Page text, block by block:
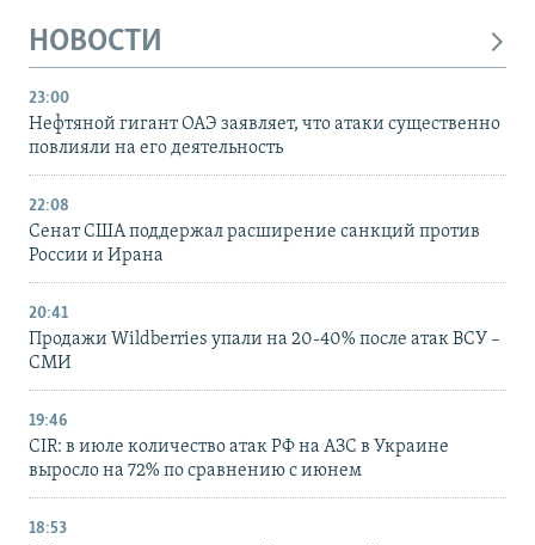
НОВОСТИ
23:00
Нефтяной гигант ОАЭ заявляет, что атаки существенно
повлияли на его деятельность
22:08
Сенат США поддержал расширение санкций против
России и Ирана
20:41
Продажи Wildberries упали на 20-40% после атак ВСУ –
СМИ
19:46
CIR: в июле количество атак РФ на АЗС в Украине
выросло на 72% по сравнению с июнем
18:53